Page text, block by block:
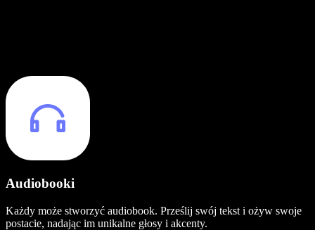
Audiobooki
Każdy może stworzyć audiobook. Prześlij swój tekst i ożyw swoje
postacie, nadając im unikalne głosy i akcenty.